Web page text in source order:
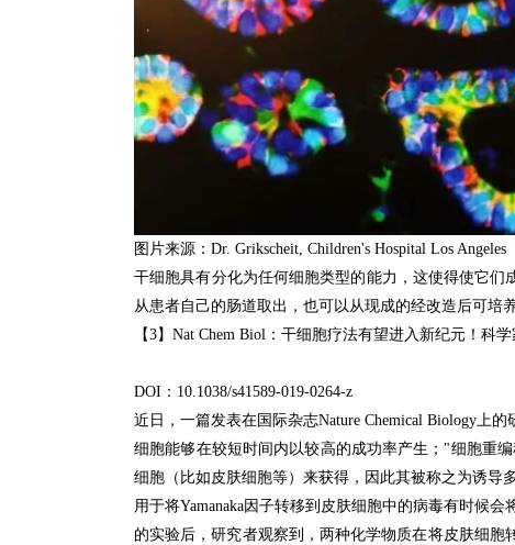
图片来源： Dr. Grikscheit, Children's Hospital Los Angeles
干细胞具有分化为任何细胞类型的能力，这使得使它们
从患者自己的肠道取出，也可以从现成的经改造后可培
【3】Nat Chem Biol： 干细胞疗法有望进入新纪元！ 科学
DOI： 10.1038/s41589-019-0264-z
近日，一篇发表在国际杂志Nature Chemical Biology上
细胞能够在较短时间内以较高的成功率产生； "细胞重
细胞（比如皮肤细胞等）来获得，因此其被称之为诱导多
用于将Yamanaka因子转移到皮肤细胞中的病毒有时候
的实验后，研究者观察到，两种化学物质在将皮肤细胞